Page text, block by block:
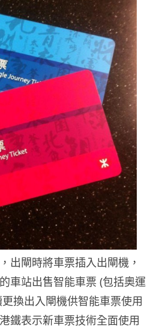
出閘時將車票插入出閘機，
車站出售智能車票 (包括奧運
換出入閘機供智能車票使用
鐵表示新車票技術全面使用